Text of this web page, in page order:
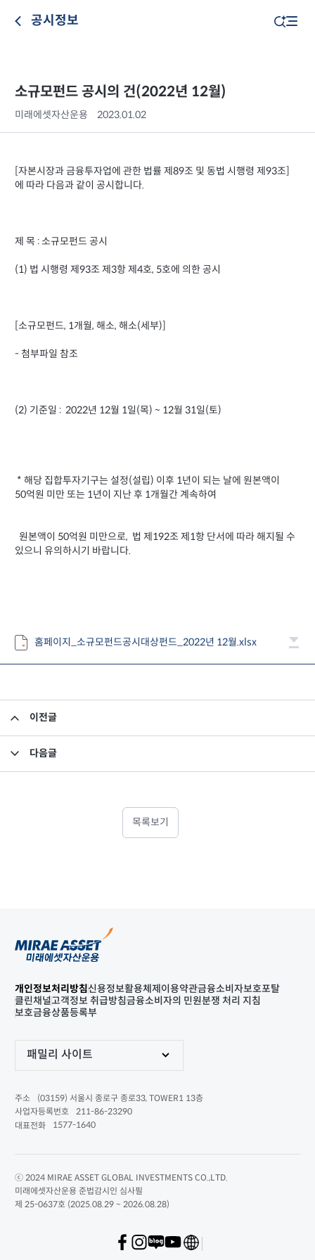
공시정보
소규모펀드 공시의 건(2022년 12월)
미래에셋자산운용 2023.01.02
[자본시장과 금융투자업에 관한 법률 제89조 및 동법 시행령 제93조]
에 따라 다음과 같이 공시합니다.
제 목 : 소규모펀드 공시
(1) 법 시행령 제93조 제3항 제4호, 5호에 의한 공시
[소규모펀드, 1개월, 해소, 해소(세부)]
- 첨부파일 참조
(2) 기준일 : 2022년 12월 1일(목) ~ 12월 31일(토)
* 해당 집합투자기구는 설정(설립) 이후 1년이 되는 날에 원본액이
50억원 미만 또는 1년이 지난 후 1개월간 계속하여
원본액이 50억원 미만으로, 법 제192조 제1항 단서에 따라 해지될 수
있으니 유의하시기 바랍니다.
홈페이지_소규모펀드공시대상펀드_2022년 12월.xlsx
이전글
다음글
목록보기
개인정보처리방침신용정보활용체제 이용약관금융소비자보호포탈
클린채널고객정보 취급방침금융소비자의 민원분쟁 처리 지침
보호금융상품등록부
패밀리 사이트
주소
(03159) 서울시 종로구 종로33, TOWER1 13층
사업자등록번호
211-86-23290
대표전화
1577-1640
ⓒ 2024 MIRAE ASSET GLOBAL INVESTMENTS CO.,LTD.
미래에셋자산운용 준법감시인 심사필
제 25-0637호 (2025.08.29 ~ 2026.08.28)